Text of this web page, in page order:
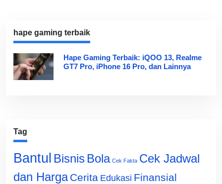
hape gaming terbaik
Hape Gaming Terbaik: iQOO 13, Realme
GT7 Pro, iPhone 16 Pro, dan Lainnya
Tag
Bantul Bisnis Bola Cek Fakta Cek Jadwal
dan Harga Cerita Edukasi Finansial